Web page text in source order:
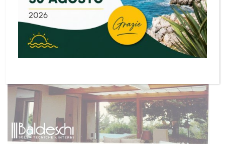
Tende tecniche